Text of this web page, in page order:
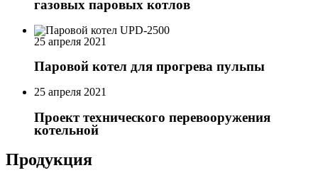
газовых паровых котлов
25 апреля 2021
Паровой котел для прогрева пульпы
25 апреля 2021
Проект технического перевооружения
котельной
Продукция